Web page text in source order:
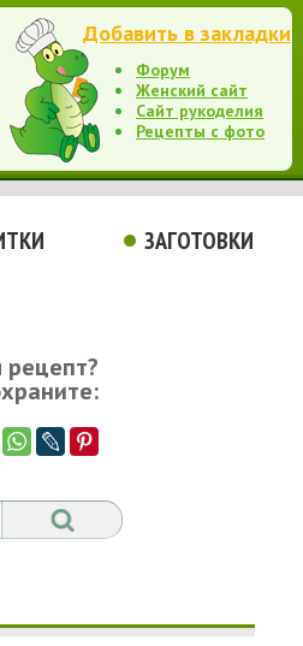
Добавить в закладки
Форум
Женский сайт
Сайт рукоделия
Рецепты с фото
ЗАГОТОВКИ
рецепт?